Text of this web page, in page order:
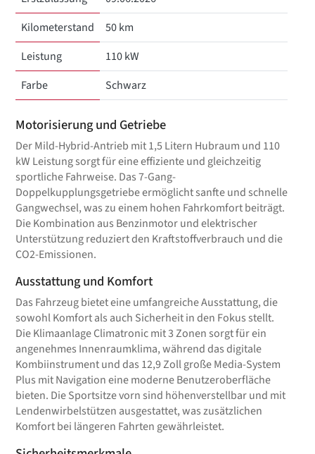
Kilometerstand
50 km
Leistung
110 kW
Farbe
Schwarz
Motorisierung und Getriebe
Der Mild-Hybrid-Antrieb mit 1,5 Litern Hubraum und 110
kW Leistung sorgt für eine effiziente und gleichzeitig
sportliche Fahrweise. Das 7-Gang-
Doppelkupplungsgetriebe ermöglicht sanfte und schnelle
Gangwechsel, was zu einem hohen Fahrkomfort beiträgt.
Die Kombination aus Benzinmotor und elektrischer
Unterstützung reduziert den Kraftstoffverbrauch und die
CO2-Emissionen.
Ausstattung und Komfort
Das Fahrzeug bietet eine umfangreiche Ausstattung, die
sowohl Komfort als auch Sicherheit in den Fokus stellt.
Die Klimaanlage Climatronic mit 3 Zonen sorgt für ein
angenehmes Innenraumklima, während das digitale
Kombiinstrument und das 12,9 Zoll große Media-System
Plus mit Navigation eine moderne Benutzeroberfläche
bieten. Die Sportsitze vorn sind höhenverstellbar und mit
Lendenwirbelstützen ausgestattet, was zusätzlichen
Komfort bei längeren Fahrten gewährleistet.